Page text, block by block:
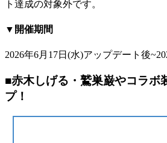
ト達成の対象外です。
▼開催期間
2026年6月17日(水)アップデート後
■赤木しげる・鷲巣巌やコラボ
プ！